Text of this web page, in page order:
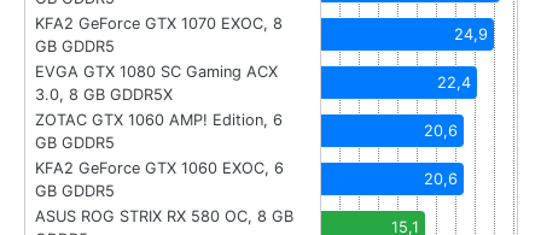
KFA2 GeForce GTX 1070 EXOC, 8
GB GDDR5
24,9
EVGA GTX 1080 SC Gaming ACX
3.0, 8 GB GDDR5X
22,4
ZOTAC GTX 1060 AMP! Edition, 6
GB GDDR5
20,6
KFA2 GeForce GTX 1060 EXOC, 6
GB GDDR5
20,6
ASUS ROG STRIX RX 580 OC, 8 GB
15,1